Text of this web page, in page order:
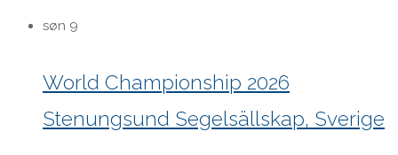
søn 9
World Championship 2026
Stenungsund Segelsällskap, Sverige